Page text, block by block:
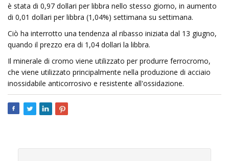
è stata di 0,97 dollari per libbra nello stesso giorno, in aumento
di 0,01 dollari per libbra (1,04%) settimana su settimana.
Ciò ha interrotto una tendenza al ribasso iniziata dal 13 giugno,
quando il prezzo era di 1,04 dollari la libbra.
Il minerale di cromo viene utilizzato per produrre ferrocromo,
che viene utilizzato principalmente nella produzione di acciaio
inossidabile anticorrosivo e resistente all'ossidazione.